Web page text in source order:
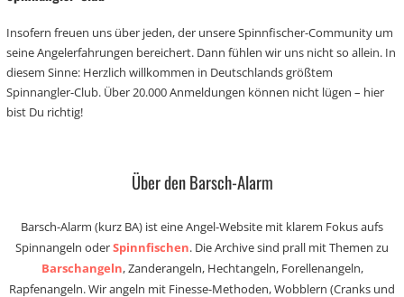
Insofern freuen uns über jeden, der unsere Spinnfischer-Community um
seine Angelerfahrungen bereichert. Dann fühlen wir uns nicht so allein. In
diesem Sinne: Herzlich willkommen in Deutschlands größtem
Spinnangler-Club. Über 20.000 Anmeldungen können nicht lügen – hier
bist Du richtig!
Über den Barsch-Alarm
Barsch-Alarm (kurz BA) ist eine Angel-Website mit klarem Fokus aufs
Spinnangeln oderSpinnfischen. Die Archive sind prall mit Themen zu
Barschangeln, Zanderangeln, Hechtangeln, Forellenangeln,
Rapfenangeln. Wir angeln mit Finesse-Methoden, Wobblern (Cranks und